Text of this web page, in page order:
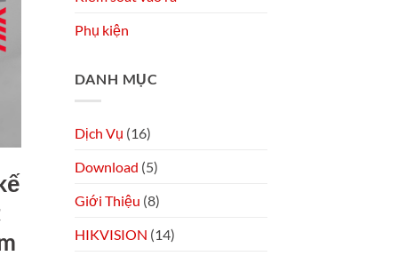
Phụ kiện
DANH MỤC
Dịch Vụ (16)
Download (5)
Giới Thiệu (8)
HIKVISION (14)